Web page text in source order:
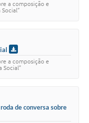
a composição e
a composição e
de conversa sobre